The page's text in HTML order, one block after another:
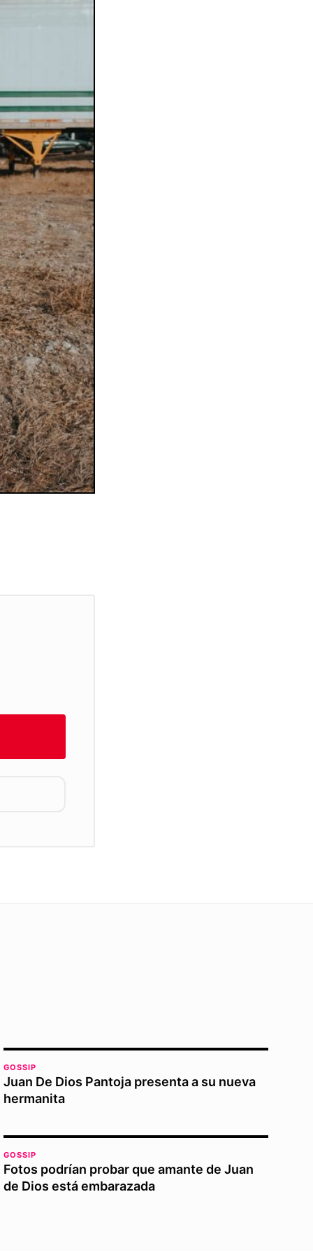
GOSSIP
Juan De Dios Pantoja presenta a su nueva
hermanita
GOSSIP
Fotos podrían probar que amante de Juan
de Dios está embarazada